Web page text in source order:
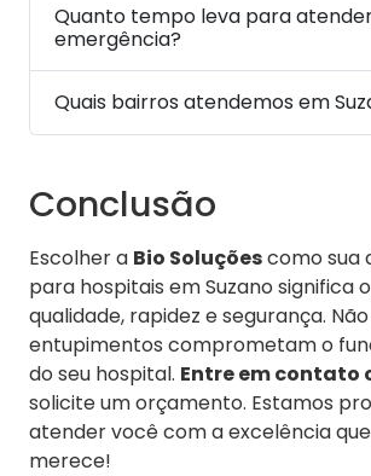
Quanto tempo leva para
emergência?
Quais bairros atendemos em
Conclusão
Escolher a Bio Soluçõescomo sua
para hospitais em Suzano significa
qualidade, rapidez e segurança.
entupimentos comprometam o
do seu hospital. Entre em contato
solicite um orçamento. Estamos
atender você com a excelência
merece!